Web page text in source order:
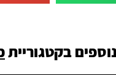
בקטגוריית